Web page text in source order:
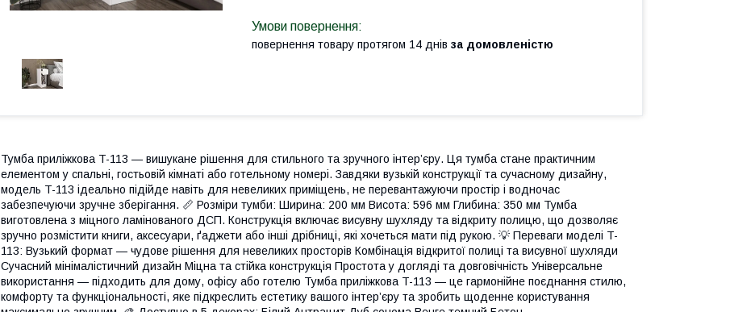
повернення товару протягом 14 днів за домовленістю
Тумба приліжкова T-113 — вишукане рішення для стильного та зручного інтер’єру. Ця тумба стане практичним
елементом у спальні, гостьовій кімнаті або готельному номері. Завдяки вузькій конструкції та сучасному дизайну,
модель T-113 ідеально підійде навіть для невеликих приміщень, не перевантажуючи простір і водночас
забезпечуючи зручне зберігання. 📏 Розміри тумби: Ширина: 200 мм Висота: 596 мм Глибина: 350 мм Тумба
виготовлена з міцного ламінованого ДСП. Конструкція включає висувну шухляду та відкриту полицю, що дозволяє
зручно розмістити книги, аксесуари, ґаджети або інші дрібниці, які хочеться мати під рукою. 💡 Переваги моделі T-
113: Вузький формат — чудове рішення для невеликих просторів Комбінація відкритої полиці та висувної шухляди
Сучасний мінімалістичний дизайн Міцна та стійка конструкція Простота у догляді та довговічність Універсальне
використання — підходить для дому, офісу або готелю Тумба приліжкова T-113 — це гармонійне поєднання стилю,
комфорту та функціональності, яке підкреслить естетику вашого інтер’єру та зробить щоденне користування